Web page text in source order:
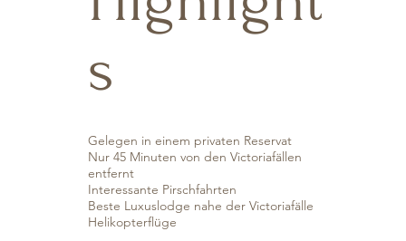
s
Gelegen in einem privaten Reservat
Nur 45 Minuten von den Victoriafällen
entfernt
Interessante Pirschfahrten
Beste Luxuslodge nahe der Victoriafälle
Helikopterflüge